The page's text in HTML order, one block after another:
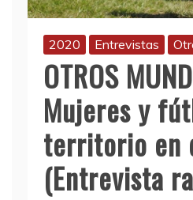
2020 Entrevistas
OTROS
Mujeres y
territorio en
(Entrevista